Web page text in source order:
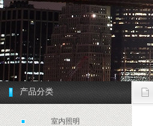
产品分类
室内照明